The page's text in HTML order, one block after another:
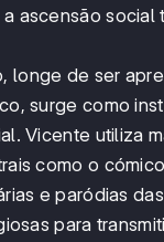
ascensão social
longe de ser
surge como
Vicente utiliza
como o
e paródias
para